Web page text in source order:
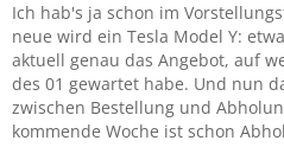
Ich hab's ja schon im
neue wird ein Tesla Model Y:
aktuell genau das Angebot, auf
des 01 gewartet habe. Und nun
zwischen Bestellung und
kommende Woche ist schon